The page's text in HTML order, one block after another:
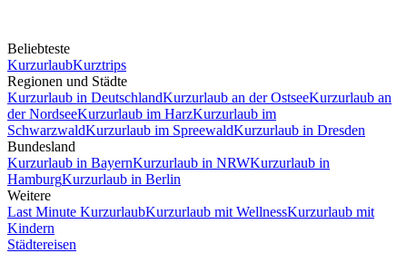
Beliebteste
KurzurlaubKurztrips
Regionen und Städte
Kurzurlaub in DeutschlandKurzurlaub an der OstseeKurzurlaub an
der NordseeKurzurlaub im HarzKurzurlaub im
SchwarzwaldKurzurlaub im SpreewaldKurzurlaub in Dresden
Bundesland
Kurzurlaub in BayernKurzurlaub in NRWKurzurlaub in
HamburgKurzurlaub in Berlin
Weitere
Last Minute KurzurlaubKurzurlaub mit WellnessKurzurlaub mit
Kindern
Städtereisen